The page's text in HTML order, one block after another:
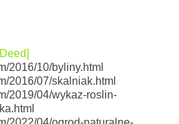
2016/10/byliny.html
2016/07/skalniak.html
2019/04/wykaz-roslin-